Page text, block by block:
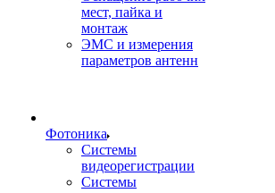
мест, пайка и
монтаж
ЭМС и измерения
параметров антенн
Фотоника
Cистемы
видеорегистрации
Системы